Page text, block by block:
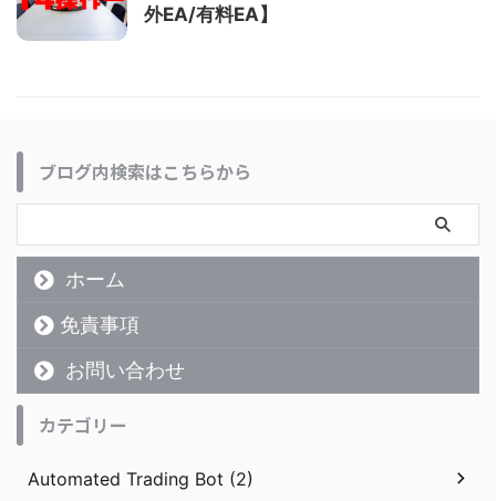
外EA/有料EA】
ブログ内検索はこちらから
ホーム
免責事項
お問い合わせ
カテゴリー
Automated Trading Bot (2)